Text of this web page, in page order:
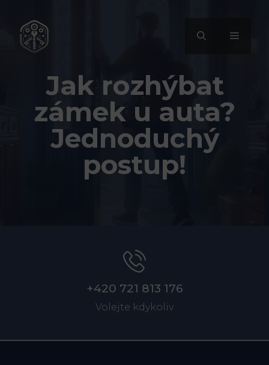
obsah
MENU
Jak rozhýbat
zámek u auta?
Jednoduchý
postup!
+420 721 813 176
Volejte kdykoliv